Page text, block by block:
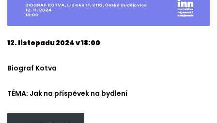
12. listopadu 2024 v 18:00
Biograf Kotva
TÉMA: Jak na příspěvek na bydlení